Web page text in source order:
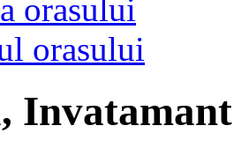
orasului
orasului
Invatamant